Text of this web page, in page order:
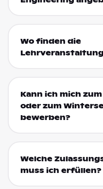
Wo finden die
Kann ich mich
oder zum
bewerben?
Welche
muss ich erfüllen?